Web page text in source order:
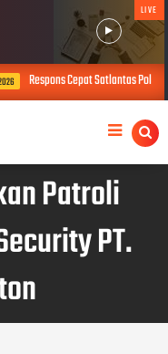
LIVE
Respons Cepat Satlantas Polres
Patroli
PT.